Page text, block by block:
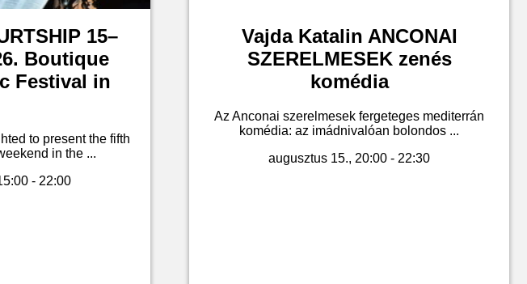
15–
Boutique
Festival in
to present the fifth
in the ...
- 22:00
Vajda Katalin ANCONAI
SZERELMESEK zenés
komédia
Az Anconai szerelmesek fergeteges mediterrán
komédia: az imádnivalóan bolondos ...
augusztus 15., 20:00 - 22:30